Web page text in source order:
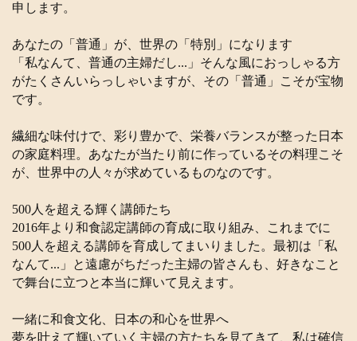
申します。
あなたの「普通」が、世界の「特別」になります
「私なんて、普通の主婦だし...」そんな風におっしゃる方
がたくさんいらっしゃいますが、その「普通」こそが宝物
です。
繊細な味付けで、彩り豊かで、栄養バランスが整った日本
の家庭料理。あなたが当たり前に作っているその料理こそ
が、世界中の人々が求めているものなのです。
500人を超える輝く講師たち
2016年より和食認定講師の育成に取り組み、これまでに
500人を超える講師を育成してまいりました。最初は「私
なんて...」と遠慮がちだった主婦の皆さんも、好きなこと
で舞台に立つと本当に輝いて見えます。
一緒に和食文化、日本の和心を世界へ
夢を叶えて輝いていく主婦の方たちを見てきて、私は確信